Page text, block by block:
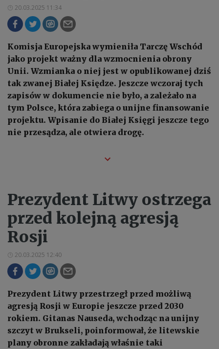
20.03.2025 11:34
Komisja Europejska wymieniła Tarczę Wschód
jako projekt ważny dla wzmocnienia obrony
Unii. Wzmianka o niej jest w opublikowanej dziś
tak zwanej Białej Księdze. Jeszcze wczoraj tych
zapisów w dokumencie nie było, a zależało na
tym Polsce, która zabiega o unijne finansowanie
projektu. Wpisanie do Białej Księgi jeszcze tego
nie przesądza, ale otwiera drogę.
Prezydent Litwy ostrzega
przed kolejną agresją
Rosji
20.03.2025 12:40
Prezydent Litwy przestrzegł przed możliwą
agresją Rosji w Europie jeszcze przed 2030
rokiem. Gitanas Nauseda, wchodząc na unijny
szczyt w Brukseli, poinformował, że litewskie
plany obronne zakładają właśnie taki